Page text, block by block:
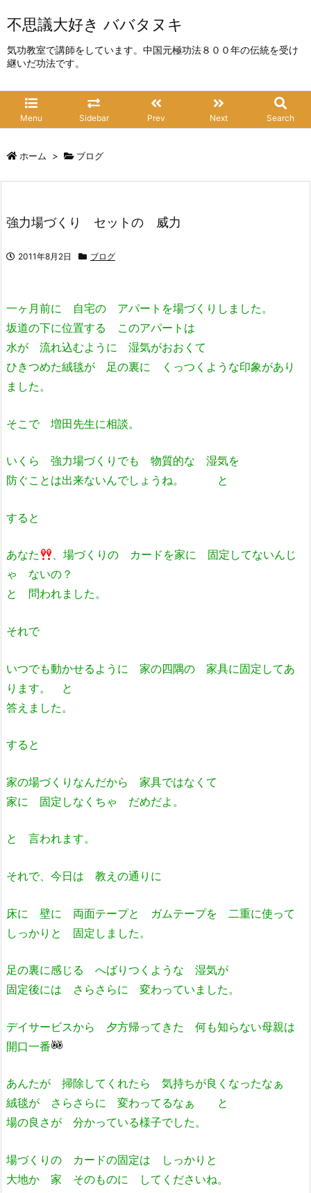
不思議大好き ババタヌキ
気功教室で講師をしています。中国元極功法８００年の伝統を受け
継いだ功法です。
Menu Sidebar Prev Next Search
ホーム > ブログ
強力場づくり セットの 威力
2011年8月2日 ブログ
一ヶ月前に 自宅の アパートを場づくりしました。
坂道の下に位置する このアパートは
水が 流れ込むように 湿気がおおくて
ひきつめた絨毯が 足の裏に くっつくような印象があり
ました。
そこで 増田先生に相談。
いくら 強力場づくりでも 物質的な 湿気を
防ぐことは出来ないんでしょうね。 と
すると
あなた
、場づくりの カードを家に 固定してないんじ
ゃ ないの？
と 問われました。
それで
いつでも動かせるように 家の四隅の 家具に固定してあ
ります。 と
答えました。
すると
家の場づくりなんだから 家具ではなくて
家に 固定しなくちゃ だめだよ。
と 言われます。
それで、今日は 教えの通りに
床に 壁に 両面テープと ガムテープを 二重に使って
しっかりと 固定しました。
足の裏に感じる へばりつくような 湿気が
固定後には さらさらに 変わっていました。
デイサービスから 夕方帰ってきた 何も知らない母親は
開口一番
あんたが 掃除してくれたら 気持ちが良くなったなぁ
絨毯が さらさらに 変わってるなぁ と
場の良さが 分かっている様子でした。
場づくりの カードの固定は しっかりと
大地か 家 そのものに してくださいね。